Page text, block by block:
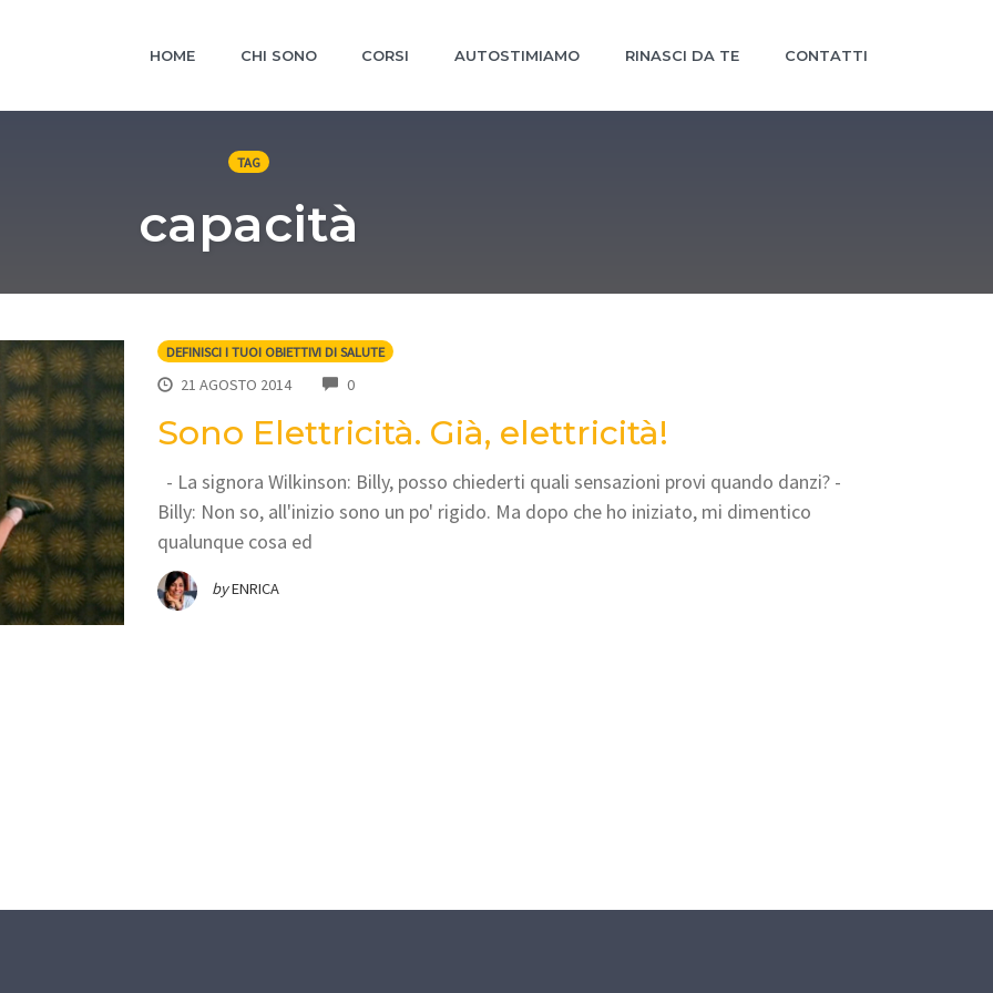
HOME CHI SONO CORSI AUTOSTIMIAMO RINASCI DA TE CONTATTI
TAG
capacità
DEFINISCI I TUOI OBIETTIVI DI SALUTE
21 AGOSTO 2014 0COMMENTS
Sono Elettricità. Già, elettricità!
- La signora Wilkinson: Billy, posso chiederti quali sensazioni provi quando danzi? -
Billy: Non so, all'inizio sono un po' rigido. Ma dopo che ho iniziato, mi dimentico
qualunque cosa ed
byENRICA